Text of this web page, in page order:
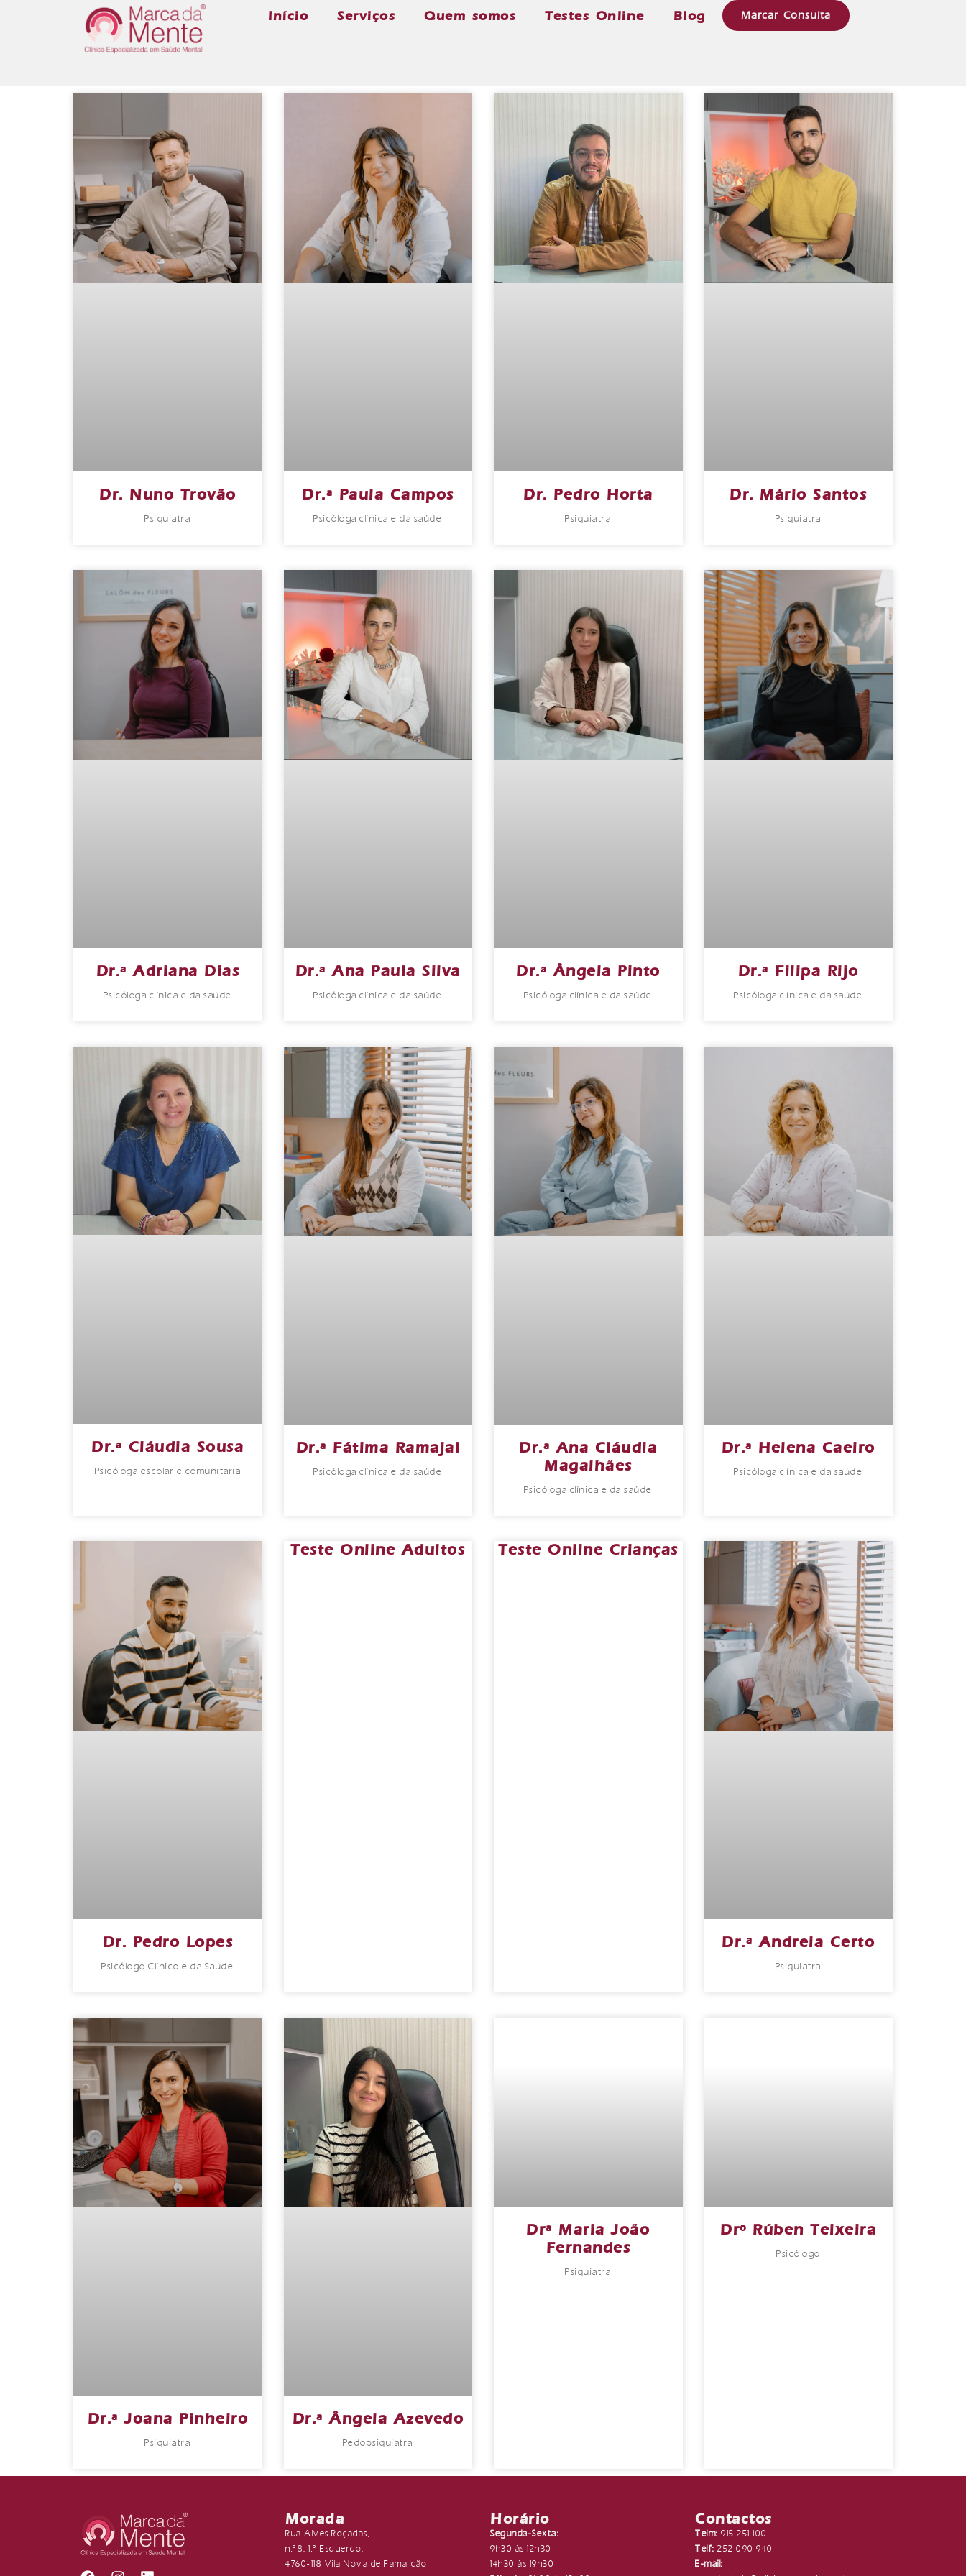
Início Serviços Quem somos Testes Online Blog Marcar Consulta
Dr. Nuno Trovão
Psiquiatra
Dr.ª Paula Campos
Psicóloga clínica e da saúde
Dr. Pedro Horta
Psiquiatra
Dr. Mário Santos
Psiquiatra
Dr.ª Adriana Dias
Psicóloga clínica e da saúde
Dr.ª Ana Paula Silva
Psicóloga clínica e da saúde
Dr.ª Ângela Pinto
Psicóloga clínica e da saúde
Dr.ª Filipa Rijo
Psicóloga clínica e da saúde
Dr.ª Cláudia Sousa
Psicóloga escolar e comunitária
Dr.ª Fátima Ramajal
Psicóloga clínica e da saúde
Dr.ª Ana Cláudia
Magalhães
Psicóloga clínica e da saúde
Dr.ª Helena Caeiro
Psicóloga clínica e da saúde
Dr. Pedro Lopes
Psicólogo Clínico e da Saúde
Teste Online Adultos Teste Online Crianças
Dr.ª Andreia Certo
Psiquiatra
Dr.ª Joana Pinheiro
Psiquiatra
Dr.ª Ângela Azevedo
Pedopsiquiatra
Drª Maria João
Fernandes
Psiquiatra
Drº Rúben Teixeira
Psicólogo
Morada
Rua Alves Roçadas,
n.º8, 1.º Esquerdo,
4760-118 Vila Nova de Famalicão
Horário
Segunda-Sexta:
9h30 às 12h30
14h30 às 19h30
Contactos
Telm: 915 251 100
Telf: 252 090 940
E-mail: